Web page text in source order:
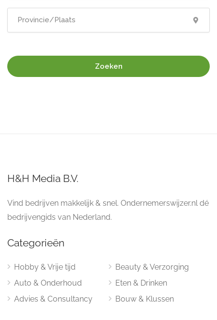
Zoeken
H&H Media B.V.
Vind bedrijven makkelijk & snel. Ondernemerswijzer.nl dé
bedrijvengids van Nederland.
Categorieën
Hobby & Vrije tijd
Auto & Onderhoud
Advies & Consultancy
Beauty & Verzorging
Eten & Drinken
Bouw & Klussen